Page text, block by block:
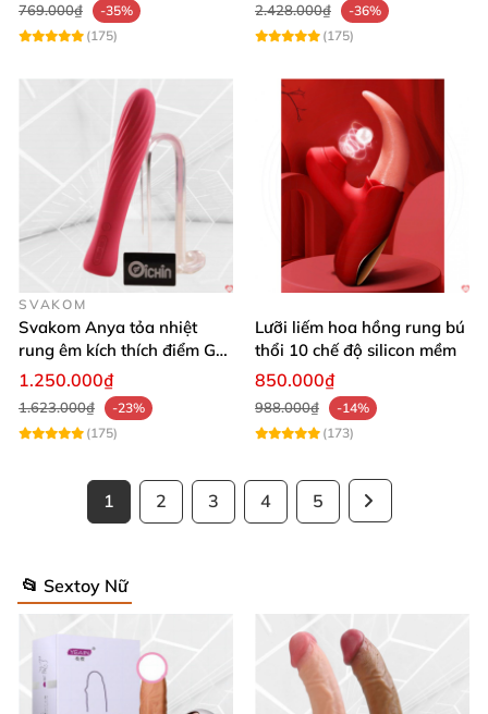
769.000₫
-35%
(175)
2.428.000₫
-36%
(175)
SVAKOM
Svakom Anya tỏa nhiệt
rung êm kích thích điểm G
silicon Mỹ cao cấp an toàn
1.250.000₫
1.623.000₫
-23%
(175)
Lưỡi liếm hoa hồng rung bú
thổi 10 chế độ silicon mềm
850.000₫
988.000₫
-14%
(173)
1 2 3 4 5
📂 Sextoy Nữ